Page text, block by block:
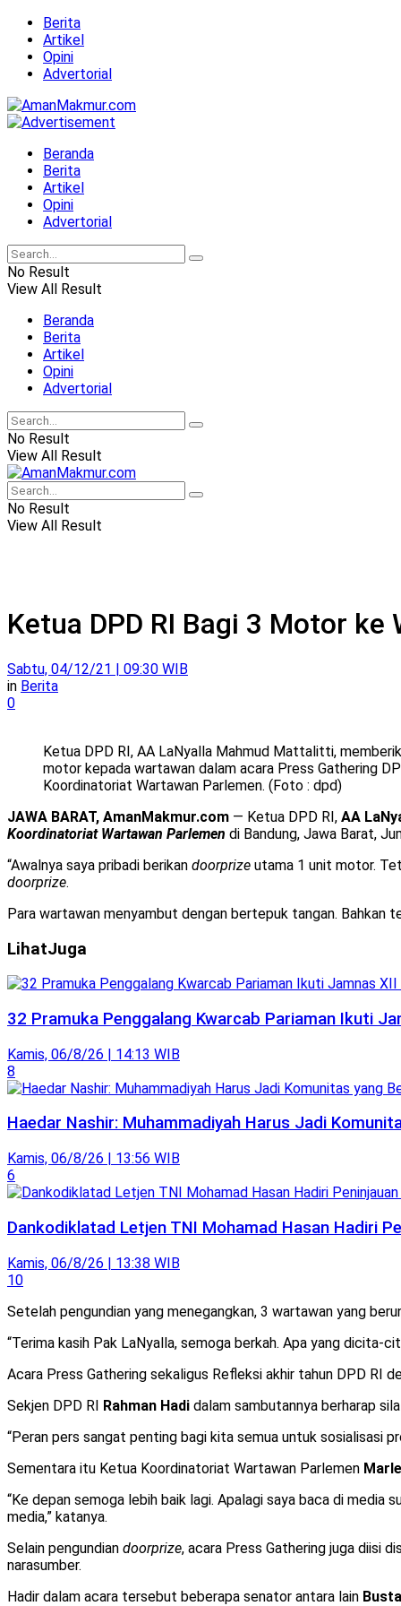
Berita
Artikel
Opini
Advertorial
Beranda
Berita
Artikel
Opini
Advertorial
No Result
View All Result
Beranda
Berita
Artikel
Opini
Advertorial
No Result
View All Result
No Result
View All Result
Ketua DPD RI Bagi 3 Motor
Sabtu, 04/12/21 | 09:30 WIB
in Berita
0
Ketua DPD RI, AA LaNyalla Mahmud Mattalitti,
motor kepada wartawan dalam acara Press Gathering
Koordinatoriat Wartawan Parlemen. (Foto : dpd)
JAWA BARAT, AmanMakmur.com — Ketua DPD RI, AA
Koordinatoriat Wartawan Parlemen di Bandung, Jawa Barat,
“Awalnya saya pribadi berikan doorprize utama 1 unit motor.
doorprize.
Para wartawan menyambut dengan bertepuk tangan. Bahkan
LihatJuga
32 Pramuka Penggalang Kwarcab Pariaman Ikuti
Kamis, 06/8/26 | 14:13 WIB
8
Haedar Nashir: Muhammadiyah Harus Jadi
Kamis, 06/8/26 | 13:56 WIB
6
Dankodiklatad Letjen TNI Mohamad Hasan Hadiri
Kamis, 06/8/26 | 13:38 WIB
10
Setelah pengundian yang menegangkan, 3 wartawan yang
“Terima kasih Pak LaNyalla, semoga berkah. Apa yang dicita-
Acara Press Gathering sekaligus Refleksi akhir tahun DPD RI
Sekjen DPD RI Rahman Hadi dalam sambutannya berharap
“Peran pers sangat penting bagi kita semua untuk sosialisasi
Sementara itu Ketua Koordinatoriat Wartawan Parlemen
“Ke depan semoga lebih baik lagi. Apalagi saya baca di media
media,” katanya.
Selain pengundian doorprize, acara Press Gathering juga diisi
narasumber.
Hadir dalam acara tersebut beberapa senator antara lain